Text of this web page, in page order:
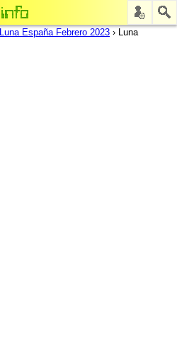
Luna España Febrero 2023 › Luna